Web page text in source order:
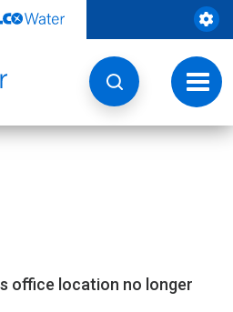
office location no longer